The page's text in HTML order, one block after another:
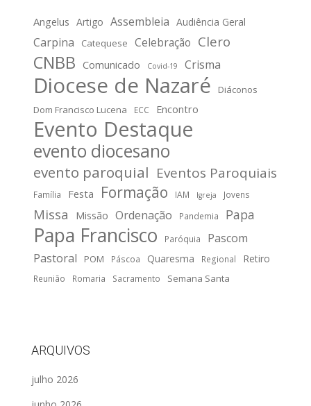
Angelus Artigo Assembleia Audiência Geral
Carpina Catequese Celebração Clero
CNBB Comunicado Covid-19 Crisma
Diocese de Nazaré
Diáconos
Dom Francisco Lucena
ECC Encontro
Evento Destaque
evento diocesano
evento paroquial Eventos Paroquiais
Família Festa Formação IAM Igreja Jovens
Missa Missão Ordenação Pandemia Papa
Papa Francisco Paróquia
Pascom
Pastoral
POM Páscoa Quaresma Regional Retiro
Reunião Romaria Sacramento Semana Santa
ARQUIVOS
julho 2026